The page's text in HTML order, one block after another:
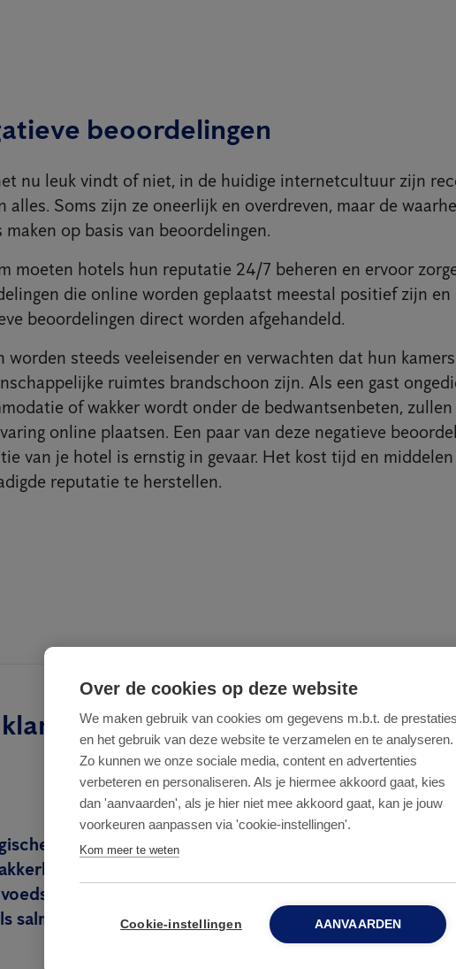
beoordelingen
nu leuk vindt of niet, in de huidige internetcultuur zijn
alles. Soms zijn ze oneerlijk en overdreven, maar de
maken op basis van beoordelingen.
moeten hotels hun reputatie 24/7 beheren en ervoor
die online worden geplaatst meestal positief zijn en
beoordelingen direct worden afgehandeld.
worden steeds veeleisender en verwachten dat hun
ruimtes brandschoon zijn. Als een gast
of wakker wordt onder de bedwantsenbeten,
online plaatsen. Een paar van deze negatieve
van je hotel is ernstig in gevaar. Het kost tijd en
reputatie te herstellen.
en
reacties en
besmetten en
salmonellose, tyfus
Lege
bedwants
gemiddeld
beperkte
zonder
lange tijd
Over de cookies op deze website
We maken gebruik van cookies om gegevens m.b.t. de prestaties
en het gebruik van deze website te verzamelen en te analyseren.
Zo kunnen we onze sociale media, content en advertenties
verbeteren en personaliseren. Als je hiermee akkoord gaat, kies
dan 'aanvaarden', als je hier niet mee akkoord gaat, kan je jouw
voorkeuren aanpassen via 'cookie-instellingen'.
Kom meer te weten
Cookie-instellingen AANVAARDEN